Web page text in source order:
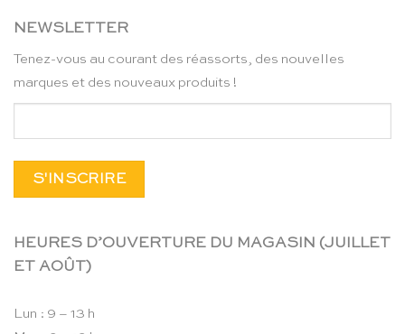
NEWSLETTER
Tenez-vous au courant des réassorts, des nouvelles
marques et des nouveaux produits !
HEURES D’OUVERTURE DU MAGASIN (JUILLET
ET AOÛT)
Lun : 9 – 13 h